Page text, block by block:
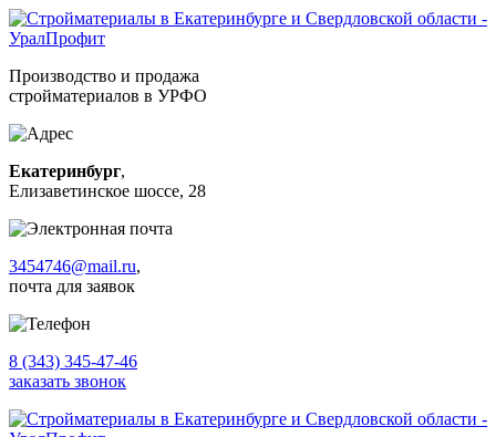
Производство и продажа
стройматериалов в УРФО
Екатеринбург,
Елизаветинское шоссе, 28
3454746@mail.ru,
почта для заявок
8 (343) 345-47-46
заказать звонок